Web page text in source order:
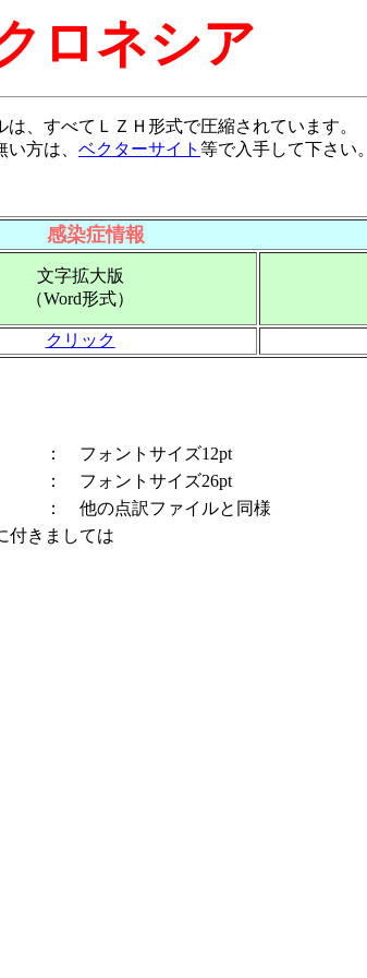
ロネシア
は、すべてＬＺＨ形式で圧縮されています。
方は、 ベクターサイト 等で入手して下さい。
感染症情報
文字拡大版
（Word形式）
クリック
： フォントサイズ12pt
： フォントサイズ26pt
： 他の点訳ファイルと同様
付きましては